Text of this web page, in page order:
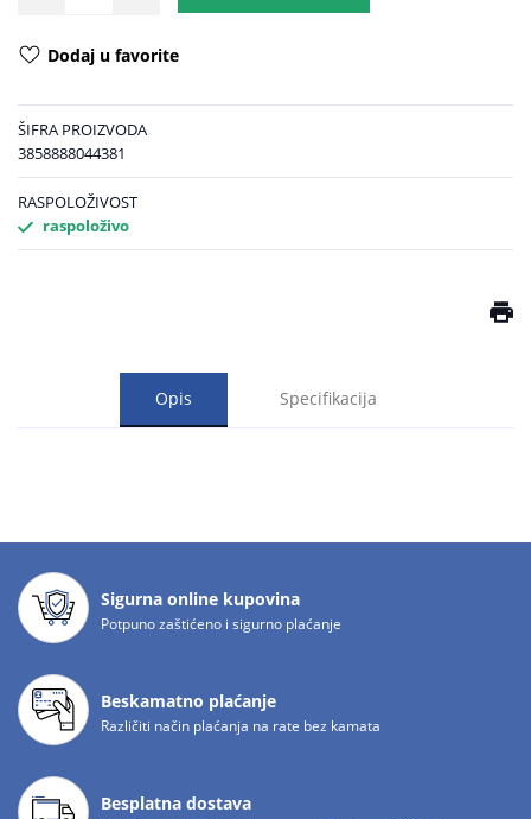
Dodaj u favorite
ŠIFRA PROIZVODA
3858888044381
RASPOLOŽIVOST
raspoloživo
Opis Specifikacija
Sigurna online kupovina
Potpuno zaštićeno i sigurno plaćanje
Beskamatno plaćanje
Različiti način plaćanja na rate bez kamata
Besplatna dostava